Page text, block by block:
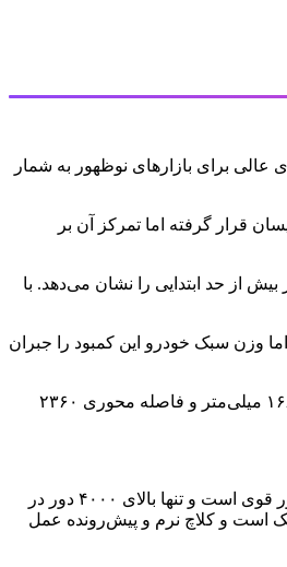
برای بازارهای نوظهور به شمار
نیسان قرار گرفته اما تمرکز آن بر
از حد ابتدایی را نشان می‌دهد. با
نیسان دارد اما وزن سبک خودرو این کمبود را جبران
ابعاد داتسون گو شامل طول ۳۷۸۵ میلی‌متر، عرض ۱۶۳۵ میلی‌متر و فاصله محوری ۲۴۵۰ میلی‌متر است. در مقایسه با سوزوکی آلتو که طول ۳۵۸۰ میلی‌متر، عرض ۱۶۸۰ میلی‌متر و فاصله محوری ۲۳۶۰
وزن سبک خودرو باعث شده عملکرد آن چابک باشد. موتور به شتاب‌گیری ملایم واکنش سریع نشان می‌دهد و در دنده بالا از دور پایین کشش خوبی دارد. قدرت میانی موتور قوی است و تنها بالای ۴۰۰۰ دور در
است و کلاچ نرم و پیش‌رونده عمل